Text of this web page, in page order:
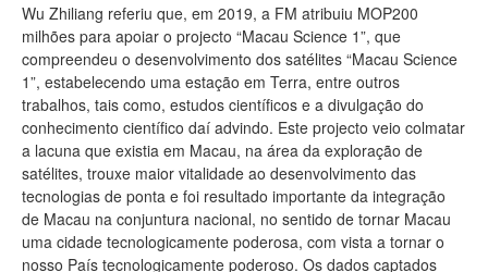
Wu Zhiliang referiu que, em 2019, a FM atribuiu MOP200
milhões para apoiar o projecto “Macau Science 1”, que
compreendeu o desenvolvimento dos satélites “Macau Science
1”, estabelecendo uma estação em Terra, entre outros
trabalhos, tais como, estudos científicos e a divulgação do
conhecimento científico daí advindo. Este projecto veio colmatar
a lacuna que existia em Macau, na área da exploração de
satélites, trouxe maior vitalidade ao desenvolvimento das
tecnologias de ponta e foi resultado importante da integração
de Macau na conjuntura nacional, no sentido de tornar Macau
uma cidade tecnologicamente poderosa, com vista a tornar o
nosso País tecnologicamente poderoso. Os dados captados